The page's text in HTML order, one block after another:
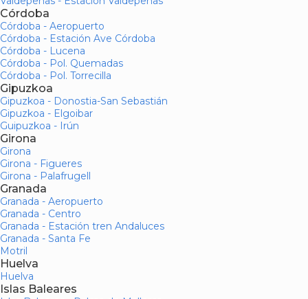
Córdoba
Córdoba - Aeropuerto
Córdoba - Estación Ave Córdoba
Córdoba - Lucena
Córdoba - Pol. Quemadas
Córdoba - Pol. Torrecilla
Gipuzkoa
Gipuzkoa - Donostia-San Sebastián
Gipuzkoa - Elgoibar
Guipuzkoa - Irún
Girona
Girona
Girona - Figueres
Girona - Palafrugell
Granada
Granada - Aeropuerto
Granada - Centro
Granada - Estación tren Andaluces
Granada - Santa Fe
Motril
Huelva
Huelva
Islas Baleares